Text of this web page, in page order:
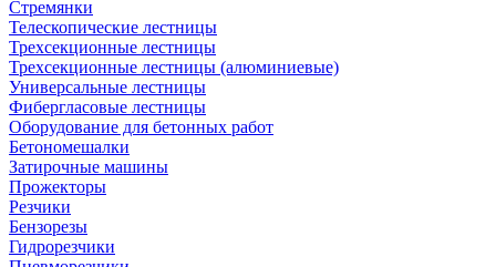
Стремянки
Телескопические лестницы
Трехсекционные лестницы
Трехсекционные лестницы (алюминиевые)
Универсальные лестницы
Фибергласовые лестницы
Оборудование для бетонных работ
Бетономешалки
Затирочные машины
Прожекторы
Резчики
Бензорезы
Гидрорезчики